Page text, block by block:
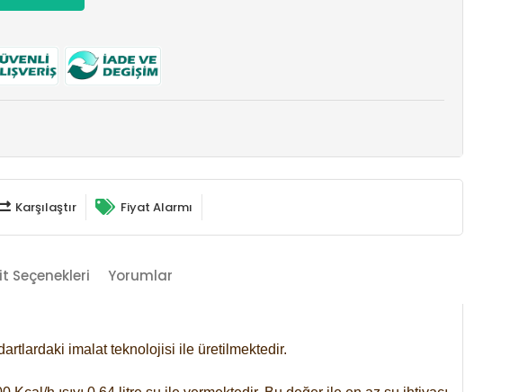
Karşılaştır Fiyat Alarmı
Seçenekleri Yorumlar
imalat teknolojisi ile üretilmektedir.